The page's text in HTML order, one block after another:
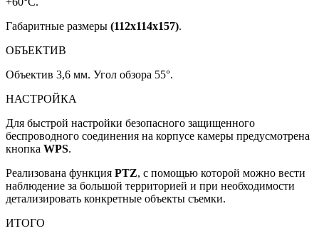
Габаритные размеры (112х114х157).
ОБЪЕКТИВ
Объектив 3,6 мм. Угол обзора 55°.
НАСТРОЙКА
Для быстрой настройки безопасного защищенного
беспроводного соединения на корпусе камеры предусмотрена
кнопка WPS.
Реализована функция PTZ, с помощью которой можно вести
наблюдение за большой территорией и при необходимости
детализировать конкретные объекты съемки.
ИТОГО